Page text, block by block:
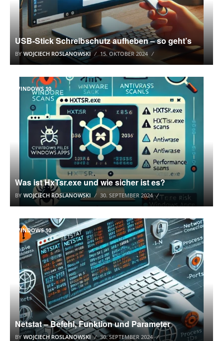
USB-Stick Schreibschutz aufheben – so geht’s
BYWOJCIECH ROSLANOWSKI 15. OKTOBER 2024
WINDOWS 10
Was ist HxTsr.exe und wie sicher ist es?
BY WOJCIECH ROSLANOWSKI 30. SEPTEMBER 2024
WINDOWS 10
Netstat – Befehl, Funktion und Parameter
BYWOJCIECH ROSLANOWSKI 30. SEPTEMBER 2024